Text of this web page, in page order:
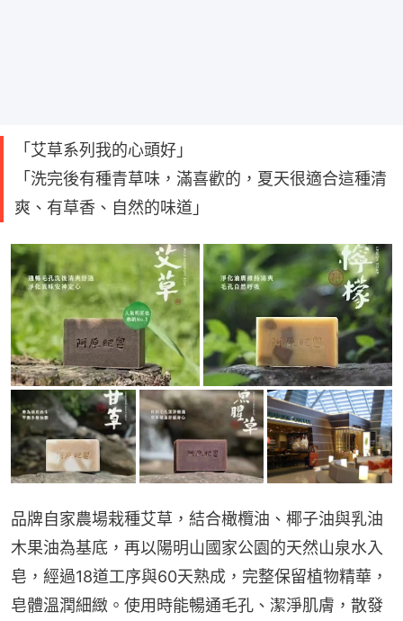
「艾草系列我的心頭好」
「洗完後有種青草味，滿喜歡的，夏天很適合這種清
爽、有草香、自然的味道」
品牌自家農場栽種艾草，結合橄欖油、椰子油與乳油
木果油為基底，再以陽明山國家公園的天然山泉水入
皂，經過18道工序與60天熟成，完整保留植物精華，
皂體溫潤細緻。使用時能暢通毛孔、潔淨肌膚，散發